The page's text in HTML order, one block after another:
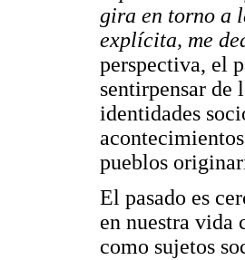
gira en torno a
explícita, me
perspectiva, el
sentirpensar de
identidades
pueblos
El pasado es
en nuestra vida
como sujetos